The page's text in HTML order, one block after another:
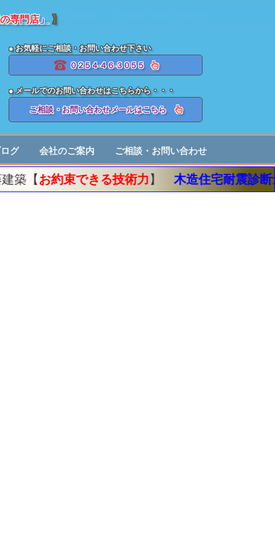
専門店」 】
● お気軽にご相談・お問い合わせ下さい
０２５４-４６-３０５５
● メールでのお問い合わせはこちらから・・・
ご相談・お問い合わせメールはこちら
グ 会社のご案内 ご相談・お問い合わせ
る技術力】木造住宅耐震診断士／住宅診断士